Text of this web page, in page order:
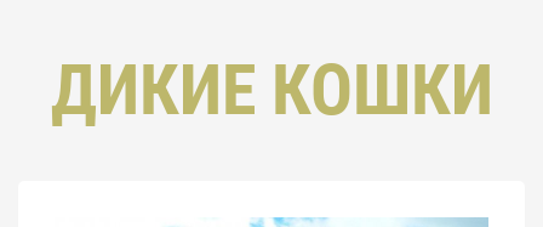
ДИКИЕ КОШКИ